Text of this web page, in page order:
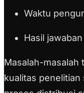
Waktu
Hasil
Masalah-
kualitas